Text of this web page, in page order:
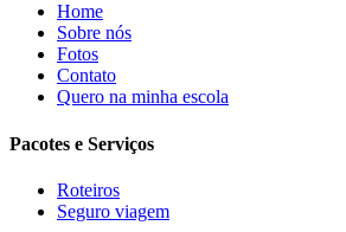
Home
Sobre nós
Fotos
Contato
Quero na minha escola
Pacotes e Serviços
Roteiros
Seguro viagem